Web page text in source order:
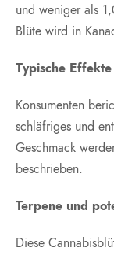
und weniger als
Blüte wird in
Typische
Konsumenten
schläfriges und
Geschmack
beschrieben.
Terpene und
Diese